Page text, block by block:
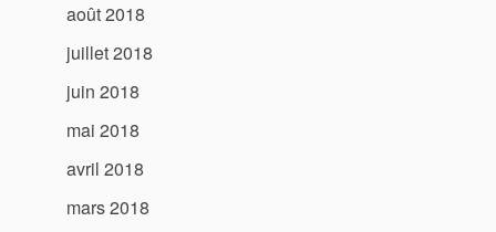
août 2018
juillet 2018
juin 2018
mai 2018
avril 2018
mars 2018